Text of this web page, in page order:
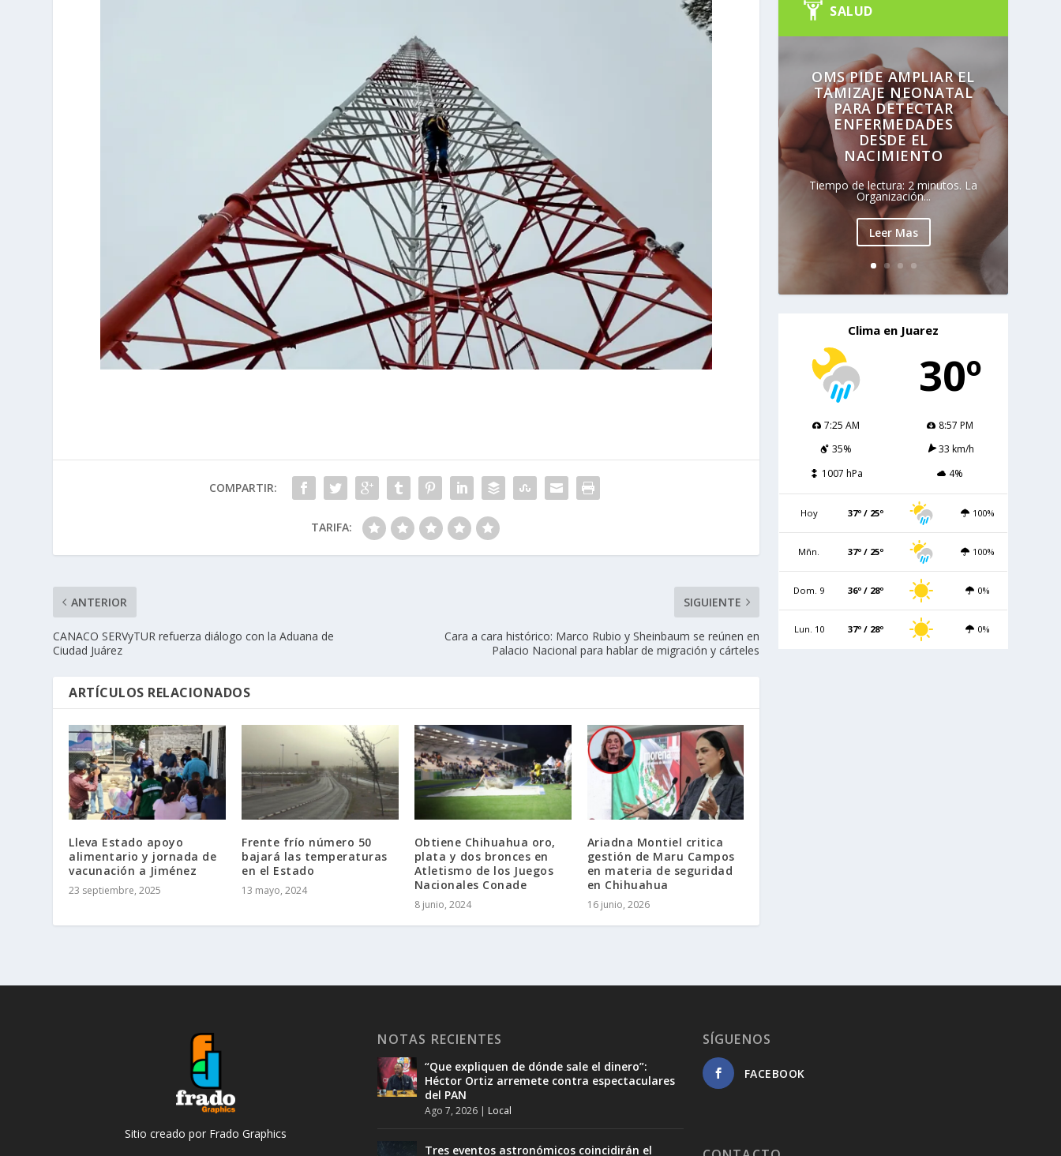
COMPARTIR:
TARIFA:
ANTERIOR
CANACO SERVyTUR refuerza diálogo con la Aduana de
Ciudad Juárez
SIGUIENTE
Cara a cara histórico: Marco Rubio y Sheinbaum se reúnen en
Palacio Nacional para hablar de migración y cárteles
ARTÍCULOS RELACIONADOS
Lleva Estado apoyo
alimentario y jornada de
vacunación a Jiménez
23 septiembre, 2025
Frente frío número 50
bajará las temperaturas
en el Estado
13 mayo, 2024
Obtiene Chihuahua oro,
plata y dos bronces en
Atletismo de los Juegos
Nacionales Conade
8 junio, 2024
Ariadna Montiel critica
gestión de Maru Campos
en materia de seguridad
en Chihuahua
16 junio, 2026
SALUD
OMS PIDE AMPLIAR EL
TAMIZAJE NEONATAL
PARA DETECTAR
ENFERMEDADES
DESDE EL
NACIMIENTO
Tiempo de lectura: 2 minutos. La
Organización...
Leer Mas
Clima en Juarez
30º
7:25 AM
8:57 PM
35%
33 km/h
1007 hPa
4%
Hoy 37º / 25º 100%
Mñn. 37º / 25º 100%
Dom. 9 36º / 28º 0%
Lun. 10 37º / 28º 0%
Sitio creado por Frado Graphics
NOTAS RECIENTES
“Que expliquen de dónde sale el dinero”:
Héctor Ortiz arremete contra espectaculares
del PAN
Ago 7, 2026 | Local
Tres eventos astronómicos coincidirán el
SÍGUENOS
FACEBOOK